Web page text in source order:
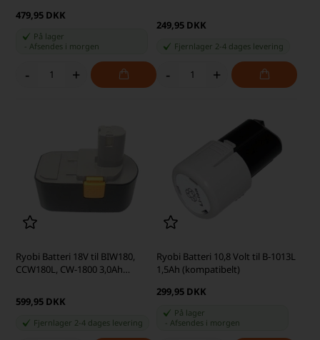
479,95 DKK
På lager
Afsendes i morgen
- +
249,95 DKK
Fjernlager 2-4 dages levering
- +
Ryobi Batteri 18V til BIW180,
CCW180L, CW-1800 3,0Ah
599,95 DKK
Fjernlager 2-4 dages levering
Ryobi Batteri 10,8 Volt til B-1013L
1,5Ah (kompatibelt)
299,95 DKK
På lager
Afsendes i morgen